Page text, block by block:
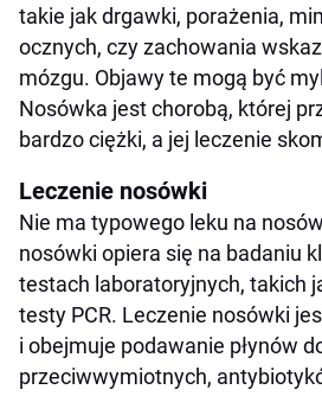
takie jak drgawki, porażenia,
ocznych, czy zachowania
mózgu. Objawy te mogą być
Nosówka jest chorobą, której
bardzo ciężki, a jej leczenie
Leczenie nosówki
Nie ma typowego leku na
nosówki opiera się na badaniu
testach laboratoryjnych, takich
testy PCR. Leczenie nosówki
i obejmuje podawanie płynów
przeciwwymiotnych,